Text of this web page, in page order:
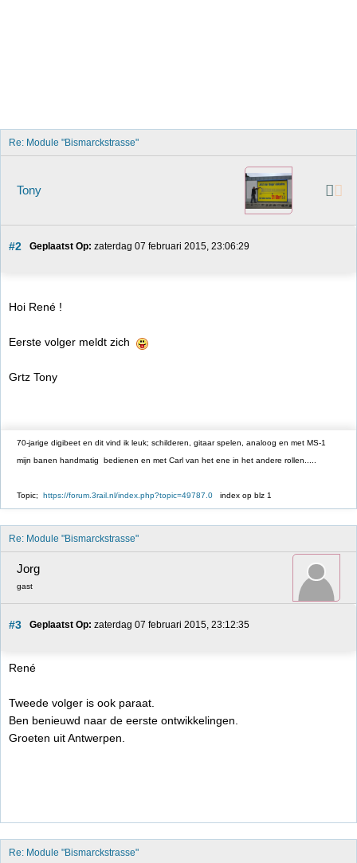
Re: Module "Bismarckstrasse"
Tony
#2 Geplaatst Op: zaterdag 07 februari 2015, 23:06:29
Hoi René !
Eerste volger meldt zich
Grtz Tony
70-jarige digibeet en dit vind ik leuk; schilderen, gitaar spelen, analoog en met MS-1
mijn banen handmatig bedienen en met Carl van het ene in het andere rollen.....
Topic; https://forum.3rail.nl/index.php?topic=49787.0 index op blz 1
Re: Module "Bismarckstrasse"
Jorg
gast
#3 Geplaatst Op: zaterdag 07 februari 2015, 23:12:35
René
Tweede volger is ook paraat.
Ben benieuwd naar de eerste ontwikkelingen.
Groeten uit Antwerpen.
Re: Module "Bismarckstrasse"